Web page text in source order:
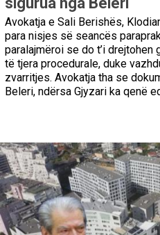
Avokatja e Sali Berishës,
para nisjes së seancës
paralajmëroi se do t’i
të tjera procedurale, duke
zvarritjes. Avokatja tha se
Beleri, ndërsa Gjyzari ka qenë